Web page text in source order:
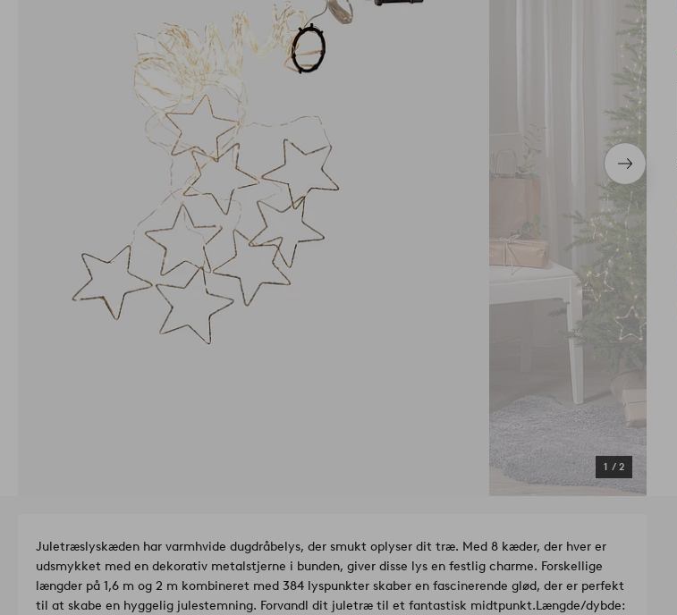
Næste
produkt
1 / 2
Juletræslyskæden har varmhvide dugdråbelys, der smukt oplyser dit træ. Med 8 kæder, der hver er
udsmykket med en dekorativ metalstjerne i bunden, giver disse lys en festlig charme. Forskellige
længder på 1,6 m og 2 m kombineret med 384 lyspunkter skaber en fascinerende glød, der er perfekt
til at skabe en hyggelig julestemning. Forvandl dit juletræ til et fantastisk midtpunkt.Længde/dybde: